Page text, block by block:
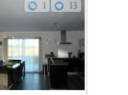
1 13